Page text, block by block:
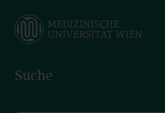
main
Suche